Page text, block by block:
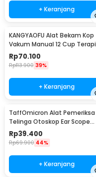
+ Keranjang
KANGYAOFU Alat Bekam Kop
Vakum Manual 12 Cup Terapi
Cupping Set - KN12
Rp70.100
Rp113.900 39%
+ Keranjang
TaffOmicron Alat Pemeriksa
Telinga Otoskop Ear Scope
with LED Light - KT-GF08HA
Rp39.400
Rp69.900 44%
+ Keranjang